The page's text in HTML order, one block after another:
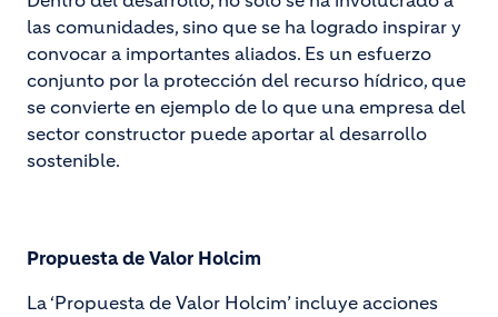
las comunidades, sino que se ha logrado inspirar y
convocar a importantes aliados. Es un esfuerzo
conjunto por la protección del recurso hídrico, que
se convierte en ejemplo de lo que una empresa del
sector constructor puede aportar al desarrollo
sostenible.
Propuesta de Valor Holcim
La ‘Propuesta de Valor Holcim’ incluye acciones